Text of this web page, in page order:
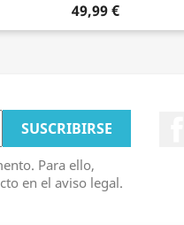
49,99 €
Para ello,
en el aviso legal.